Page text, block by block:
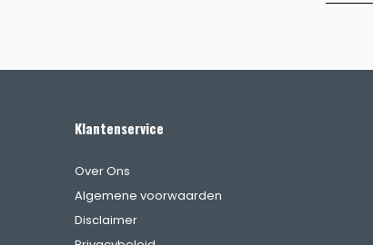
Klantenservice
Over Ons
Algemene voorwaarden
Disclaimer